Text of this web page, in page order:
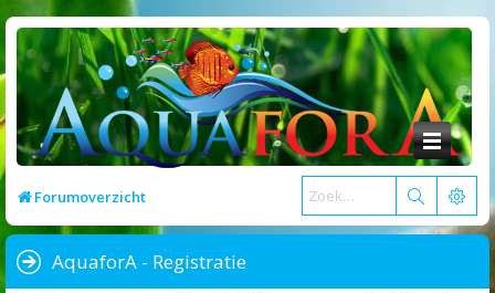
Forumoverzicht
AquaforA - Registratie